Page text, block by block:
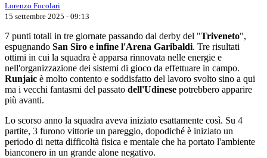
Lorenzo Focolari
15 settembre 2025 - 09:13
7 punti totali in tre giornate passando dal derby del "Triveneto",
espugnando San Siro e infine l'Arena Garibaldi. Tre risultati
ottimi in cui la squadra è apparsa rinnovata nelle energie e
nell'organizzazione dei sistemi di gioco da effettuare in campo.
Runjaic è molto contento e soddisfatto del lavoro svolto sino a qui
ma i vecchi fantasmi del passato dell'Udinese potrebbero apparire
più avanti.
Lo scorso anno la squadra aveva iniziato esattamente così. Su 4
partite, 3 furono vittorie un pareggio, dopodiché è iniziato un
periodo di netta difficoltà fisica e mentale che ha portato l'ambiente
bianconero in un grande alone negativo.